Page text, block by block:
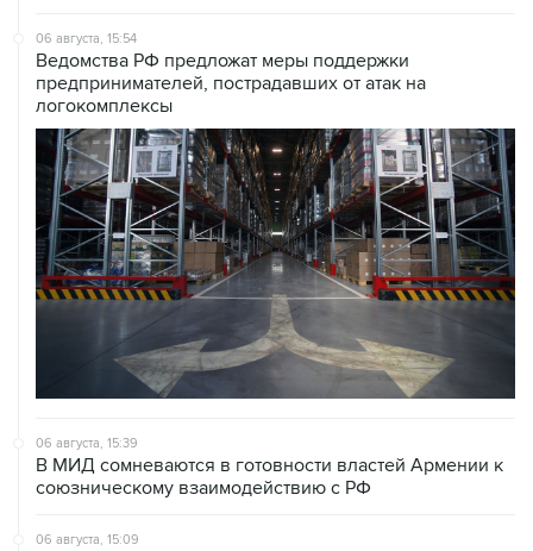
06 августа, 15:54
Ведомства РФ предложат меры поддержки
предпринимателей, пострадавших от атак на
логокомплексы
06 августа, 15:39
В МИД сомневаются в готовности властей Армении к
союзническому взаимодействию с РФ
06 августа, 15:09